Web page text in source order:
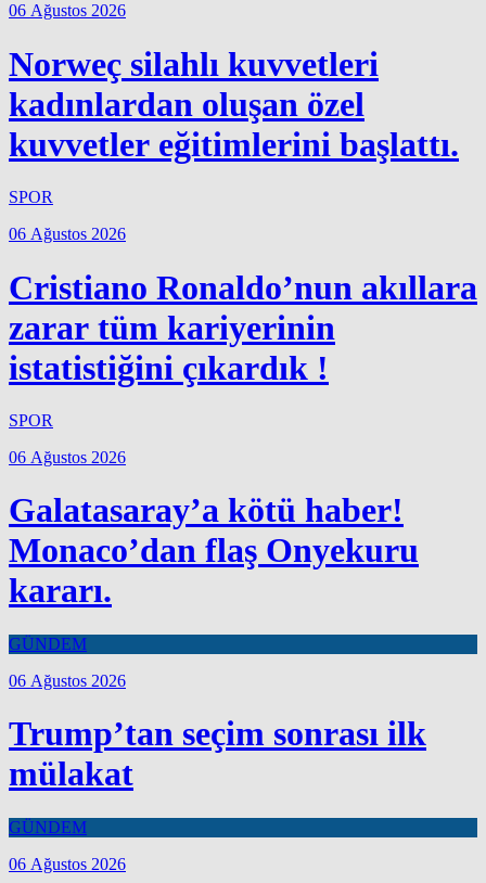
06 Ağustos 2026
Norweç silahlı kuvvetleri
kadınlardan oluşan özel
kuvvetler eğitimlerini başlattı.
SPOR
06 Ağustos 2026
Cristiano Ronaldo’nun akıllara
zarar tüm kariyerinin
istatistiğini çıkardık !
SPOR
06 Ağustos 2026
Galatasaray’a kötü haber!
Monaco’dan flaş Onyekuru
kararı.
GÜNDEM
06 Ağustos 2026
Trump’tan seçim sonrası ilk
mülakat
GÜNDEM
06 Ağustos 2026